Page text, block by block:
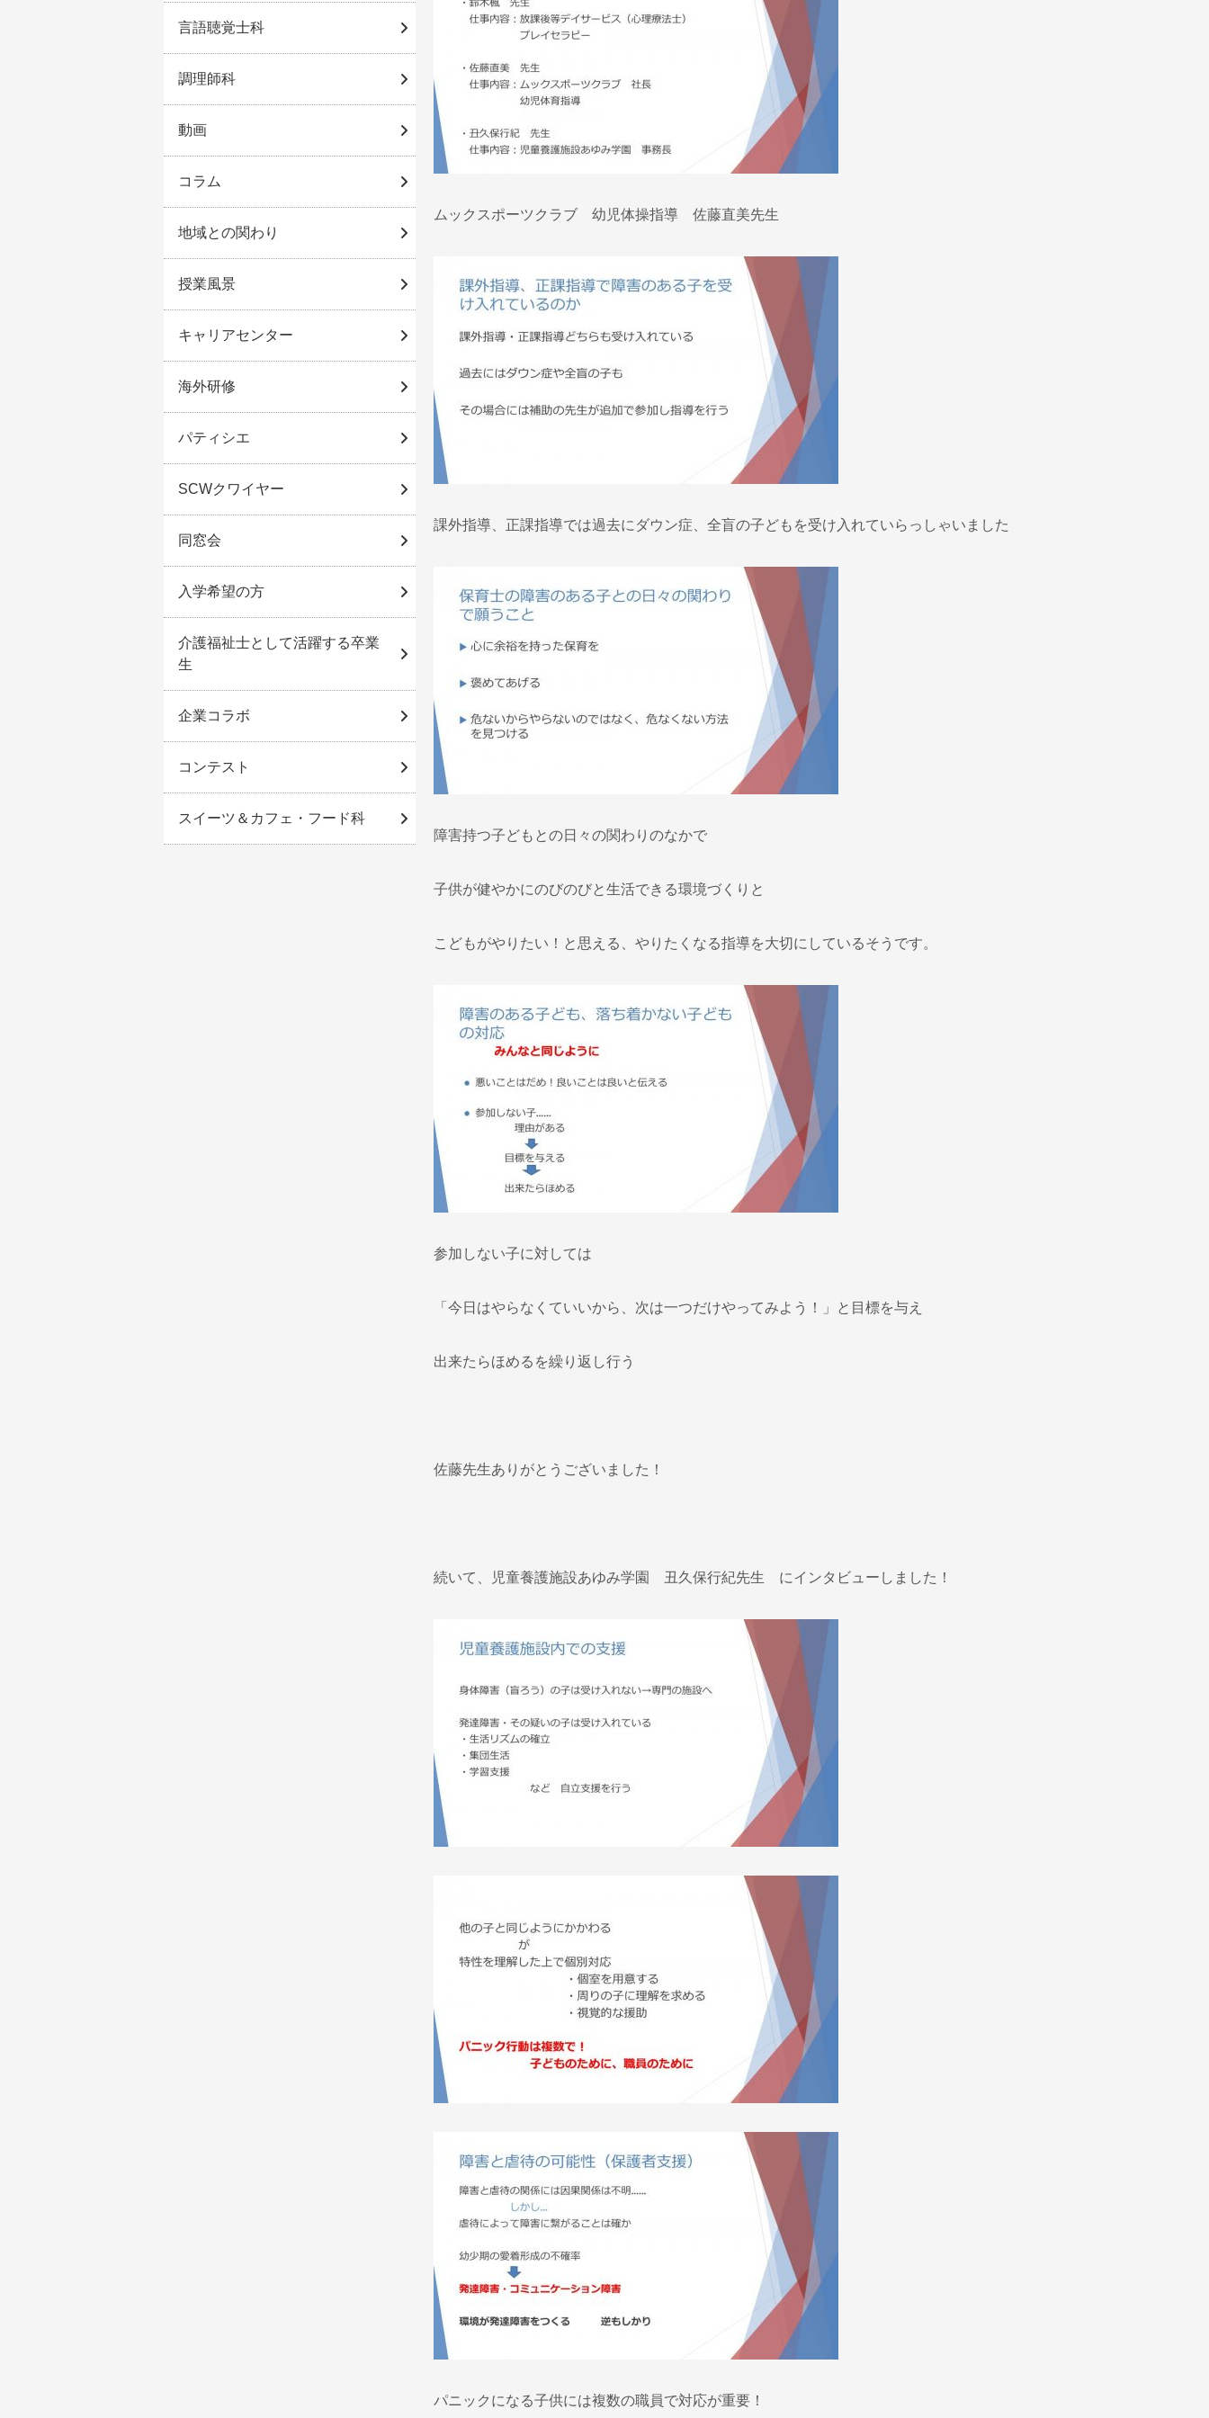
ムックスポーツクラブ 幼児体操指導 佐藤直美先生
課外指導、正課指導では過去にダウン症、全盲の子どもを受け入れていらっしゃいました
障害持つ子どもとの日々の関わりのなかで
子供が健やかにのびのびと生活できる環境づくりと
こどもがやりたい！と思える、やりたくなる指導を大切にしているそうです。
参加しない子に対しては
「今日はやらなくていいから、次は一つだけやってみよう！」と目標を与え
出来たらほめるを繰り返し行う
佐藤先生ありがとうございました！
続いて、児童養護施設あゆみ学園 丑久保行紀先生 にインタビューしました！
パニックになる子供には複数の職員で対応が重要！
言語聴覚士科
調理師科
動画
コラム
地域との関わり
授業風景
キャリアセンター
海外研修
パティシエ
SCWクワイヤー
同窓会
入学希望の方
介護福祉士として活躍する卒業
生
企業コラボ
コンテスト
スイーツ＆カフェ・フード科